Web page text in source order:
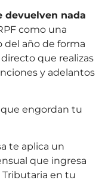
devuelven nada
como una
del año de forma
que realizas
y adelantos
engordan tu
te aplica un
que ingresa
en tu